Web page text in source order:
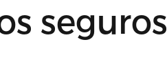
seguros